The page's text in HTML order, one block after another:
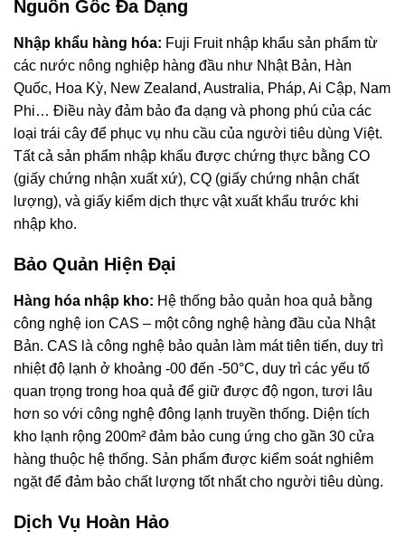
Nguồn Gốc Đa Dạng
Nhập khẩu hàng hóa: Fuji Fruit nhập khẩu sản phẩm từ
các nước nông nghiệp hàng đầu như Nhật Bản, Hàn
Quốc, Hoa Kỳ, New Zealand, Australia, Pháp, Ai Cập, Nam
Phi… Điều này đảm bảo đa dạng và phong phú của các
loại trái cây để phục vụ nhu cầu của người tiêu dùng Việt.
Tất cả sản phẩm nhập khẩu được chứng thực bằng CO
(giấy chứng nhận xuất xứ), CQ (giấy chứng nhận chất
lượng), và giấy kiểm dịch thực vật xuất khẩu trước khi
nhập kho.
Bảo Quản Hiện Đại
Hàng hóa nhập kho: Hệ thống bảo quản hoa quả bằng
công nghệ ion CAS – một công nghệ hàng đầu của Nhật
Bản. CAS là công nghệ bảo quản làm mát tiên tiến, duy trì
nhiệt độ lạnh ở khoảng -00 đến -50°C, duy trì các yếu tố
quan trọng trong hoa quả để giữ được độ ngon, tươi lâu
hơn so với công nghệ đông lạnh truyền thống. Diện tích
kho lạnh rộng 200m² đảm bảo cung ứng cho gần 30 cửa
hàng thuộc hệ thống. Sản phẩm được kiểm soát nghiêm
ngặt để đảm bảo chất lượng tốt nhất cho người tiêu dùng.
Dịch Vụ Hoàn Hảo